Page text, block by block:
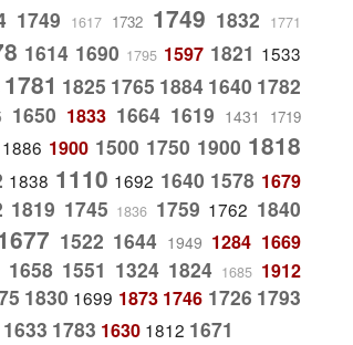
1749 1617 1732 1749 1832 1771
1614 1690 1795 1597 1821 1533
1781 1825 1765 1884 1640 1782
1650 1833 1664 1619 1431 1719
1886 1900 1500 1750 1900 1818
1838 1110 1692 1640 1578 1679
1819 1745 1836 1759 1762 1840
1522 1644 1949 1284 1669
1658 1551 1324 1824 1685 1912
1830 1699 1873 1746 1726 1793
1633 1783 1630 1812 1671